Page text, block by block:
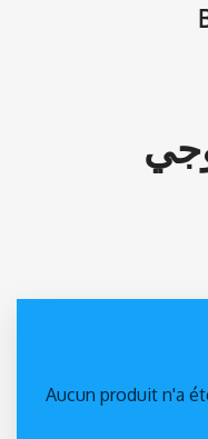
Aucun produit n'a